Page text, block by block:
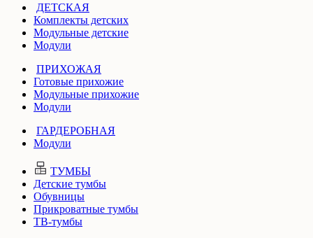
ДЕТСКАЯ
Комплекты детских
Модульные детские
Модули
ПРИХОЖАЯ
Готовые прихожие
Модульные прихожие
Модули
ГАРДЕРОБНАЯ
Модули
ТУМБЫ
Детские тумбы
Обувницы
Прикроватные тумбы
ТВ-тумбы